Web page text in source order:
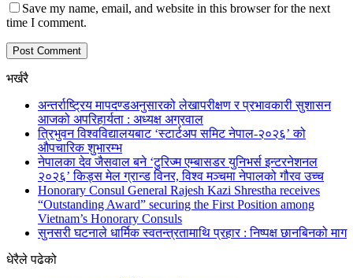
Save my name, email, and website in this browser for the next
time I comment.
भर्खरै
अन्तर्राष्ट्रिय मापदण्डअनुसारको लेखापरीक्षण र प्रभावकारी सुशासन
आजको अपरिहार्यता : अध्यक्ष अग्रवाल
त्रिभुवन विश्वविद्यालयबाट ‘स्टार्टअप समिट नेपाल-२०२६’ को
औपचारिक शुभारम्भ
नेपालका देव जैसवाल बने ‘टुरिज्म एम्बासडर युनिभर्स इन्टरनेशनल
२०२६’ किड्स मेल ग्रान्ड विनर, विश्व मञ्चमा नेपालको गौरव उच्च
Honorary Consul General Rajesh Kazi Shrestha receives
“Outstanding Award” securing the First Position among
Vietnam’s Honorary Consuls
सुनसरी घटनाले धार्मिक स्वतन्त्रतामाथि प्रहार : निष्पक्ष छानबिनको माग
धेरैले पढेको